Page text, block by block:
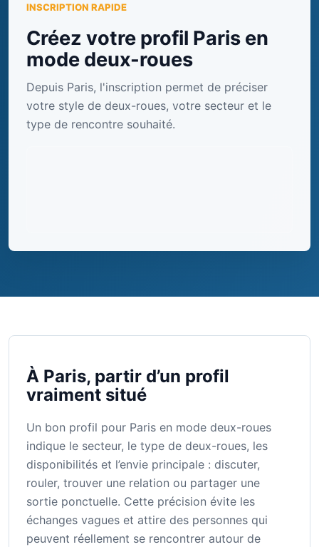
INSCRIPTION RAPIDE
Créez votre profil Paris en
mode deux-roues
Depuis Paris, l'inscription permet de préciser
votre style de deux-roues, votre secteur et le
type de rencontre souhaité.
À Paris, partir d’un profil
vraiment situé
Un bon profil pour Paris en mode deux-roues
indique le secteur, le type de deux-roues, les
disponibilités et l’envie principale : discuter,
rouler, trouver une relation ou partager une
sortie ponctuelle. Cette précision évite les
échanges vagues et attire des personnes qui
peuvent réellement se rencontrer autour de